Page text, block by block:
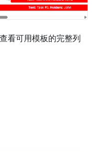
看可用模板的完整列